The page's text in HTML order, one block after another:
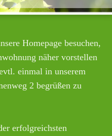
Homepage besuchen,
näher vorstellen
einmal in unserem
2 begrüßen zu
erfolgreichsten